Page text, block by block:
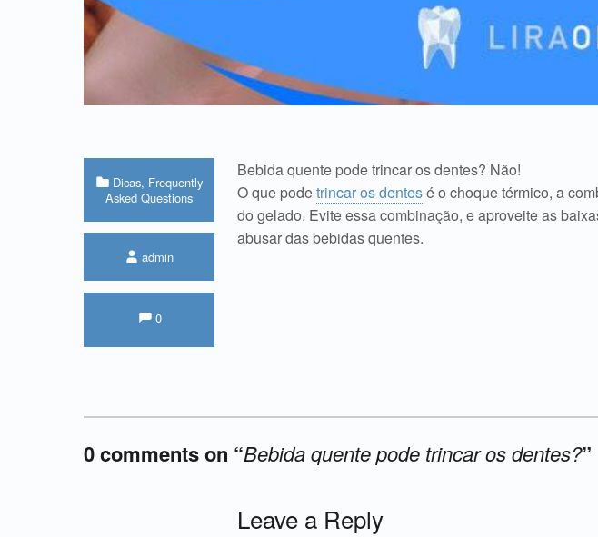
Bebida quente pode trincar os dentes? Não!
O que podetrincar os dentesé o choque térmico, a
do gelado. Evite essa combinação, e aproveite as
abusar das bebidas quentes.
Categorized in:
Dicas, Frequently
Asked Questions
Written by:
admin
Comments:
Comments:
0
0 comments on “Bebida quente pode trincar os dentes?”
Add yours →
Leave a Reply